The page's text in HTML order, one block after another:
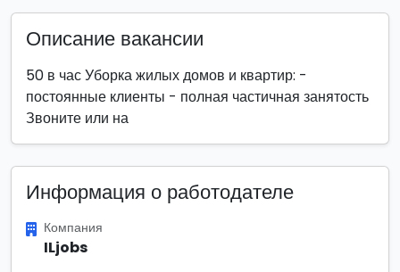
Описание вакансии
50 в час Уборка жилых домов и квартир: -
постоянные клиенты - полная частичная занятость
Звоните или на
Информация о работодателе
Компания
ILjobs